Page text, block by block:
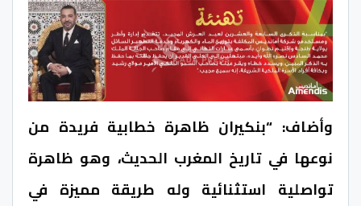
وأضاف: “بنكيران ظاهرة خطابية فريدة من
نوعها في تاريخ المغرب الحديث، وهو ظاهرة
تواصلية استثنائية وله طريقة مميزة في